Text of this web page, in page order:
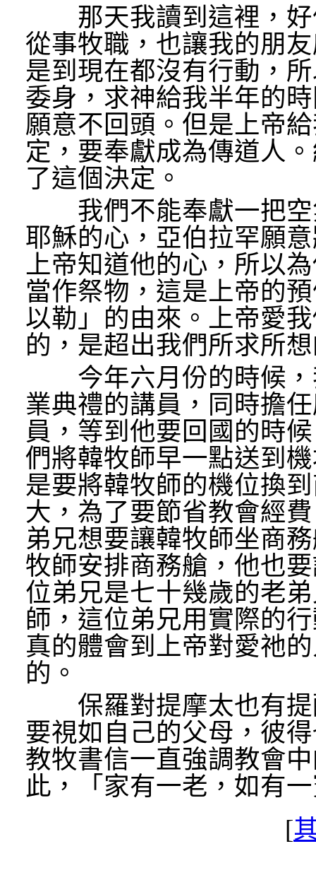
那天我讀到這裡，好
從事牧職，也讓我的朋
是到現在都沒有行動，
委身，求神給我半年的
願意不回頭。但是上帝
定，要奉獻成為傳道人
了這個決定。
我們不能奉獻一把空
耶穌的心，亞伯拉罕願
上帝知道他的心，所以
當作祭物，這是上帝的
以勒」的由來。上帝愛
的，是超出我們所求所
今年六月份的時候，
業典禮的講員，同時擔
員，等到他要回國的時
們將韓牧師早一點送到
是要將韓牧師的機位換
大，為了要節省教會經
弟兄想要讓韓牧師坐商
牧師安排商務艙，他也
位弟兄是七十幾歲的老
師，這位弟兄用實際的
真的體會到上帝對愛祂
的。
保羅對提摩太也有提
要視如自己的父母，彼
教牧書信一直強調教會
此，「家有一老，如有
[